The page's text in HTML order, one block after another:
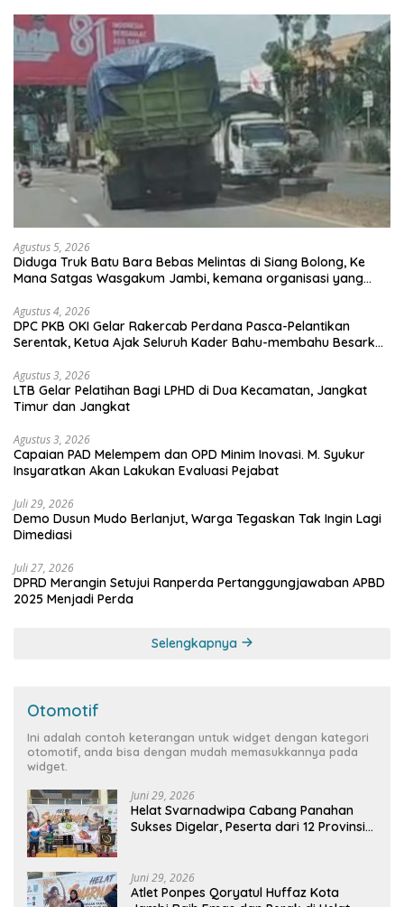
Agustus 5, 2026
Diduga Truk Batu Bara Bebas Melintas di Siang Bolong, Ke
Mana Satgas Wasgakum Jambi, kemana organisasi yang
Agustus 4, 2026
DPC PKB OKI Gelar Rakercab Perdana Pasca-Pelantikan
Serentak, Ketua Ajak Seluruh Kader Bahu-membahu Besarkan
Agustus 3, 2026
LTB Gelar Pelatihan Bagi LPHD di Dua Kecamatan, Jangkat
Timur dan Jangkat
Agustus 3, 2026
Capaian PAD Melempem dan OPD Minim Inovasi. M. Syukur
Insyaratkan Akan Lakukan Evaluasi Pejabat
Juli 29, 2026
Demo Dusun Mudo Berlanjut, Warga Tegaskan Tak Ingin Lagi
Dimediasi
Juli 27, 2026
DPRD Merangin Setujui Ranperda Pertanggungjawaban APBD
2025 Menjadi Perda
Selengkapnya
Otomotif
Ini adalah contoh keterangan untuk widget dengan kategori
otomotif, anda bisa dengan mudah memasukkannya pada
widget.
Juni 29, 2026
Helat Svarnadwipa Cabang Panahan
Sukses Digelar, Peserta dari 12 Provinsi
Juni 29, 2026
Atlet Ponpes Qoryatul Huffaz Kota